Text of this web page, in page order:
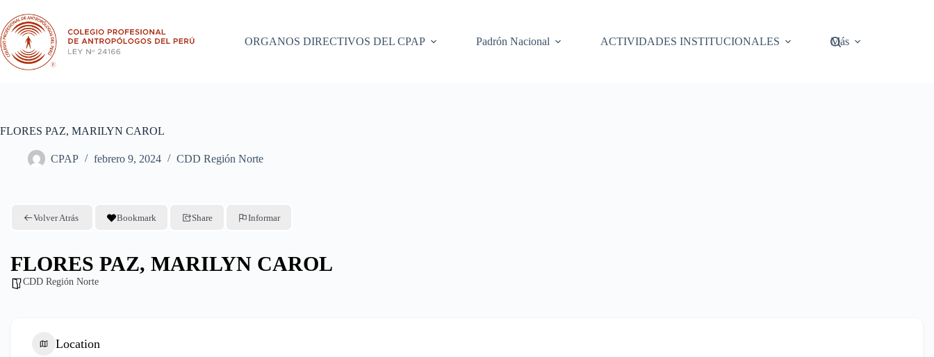
contenido
ORGANOS DIRECTIVOS DEL CPAP
Padrón Nacional ACTIVIDADES INSTITUCIONALES Más
FLORES PAZ, MARILYN CAROL
CPAP febrero 9, 2024 CDD Región Norte
Volver Atrás Bookmark Share Informar
FLORES PAZ, MARILYN CAROL
CDD Región Norte
Location